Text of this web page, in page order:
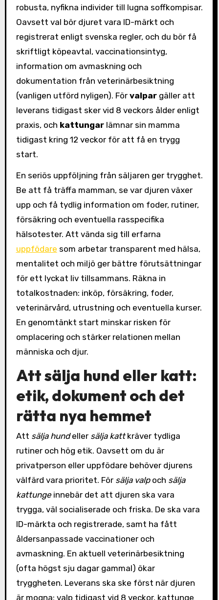
robusta, nyfikna individer till lugna soffkompisar.
Oavsett val bör djuret vara ID-märkt och
registrerat enligt svenska regler, och du bör få
skriftligt köpeavtal, vaccinationsintyg,
information om avmaskning och
dokumentation från veterinärbesiktning
(vanligen utförd nyligen). För valpargäller att
leverans tidigast sker vid 8 veckors ålder enligt
praxis, och kattungarlämnar sin mamma
tidigast kring 12 veckor för att få en trygg
start.
En seriös uppföljning från säljaren ger trygghet.
Be att få träffa mamman, se var djuren växer
upp och få tydlig information om foder, rutiner,
försäkring och eventuella rasspecifika
hälsotester. Att vända sig till erfarna
uppfödare som arbetar transparent med hälsa,
mentalitet och miljö ger bättre förutsättningar
för ett lyckat liv tillsammans. Räkna in
totalkostnaden: inköp, försäkring, foder,
veterinärvård, utrustning och eventuella kurser.
En genomtänkt start minskar risken för
omplacering och stärker relationen mellan
människa och djur.
Att sälja hund eller katt:
etik, dokument och det
rätta nya hemmet
Att sälja hundeller sälja kattkräver tydliga
rutiner och hög etik. Oavsett om du är
privatperson eller uppfödare behöver djurens
välfärd vara prioritet. För sälja valpoch sälja
kattungeinnebär det att djuren ska vara
trygga, väl socialiserade och friska. De ska vara
ID-märkta och registrerade, samt ha fått
åldersanpassade vaccinationer och
avmaskning. En aktuell veterinärbesiktning
(ofta högst sju dagar gammal) ökar
tryggheten. Leverans ska ske först när djuren
är mogna: valp tidigast vid 8 veckor, kattunge